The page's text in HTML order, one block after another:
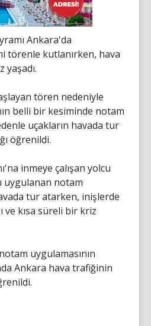
Ankara'da
törenle kutlanırken, hava
tören nedeniyle
belli bir kesiminde notam
uçakların havada tur
öğrenildi.
inmeye çalışan yolcu
uygulanan notam
tur atarken, inişlerde
ve kısa süreli bir kriz
uygulamasının
Ankara hava trafiğinin